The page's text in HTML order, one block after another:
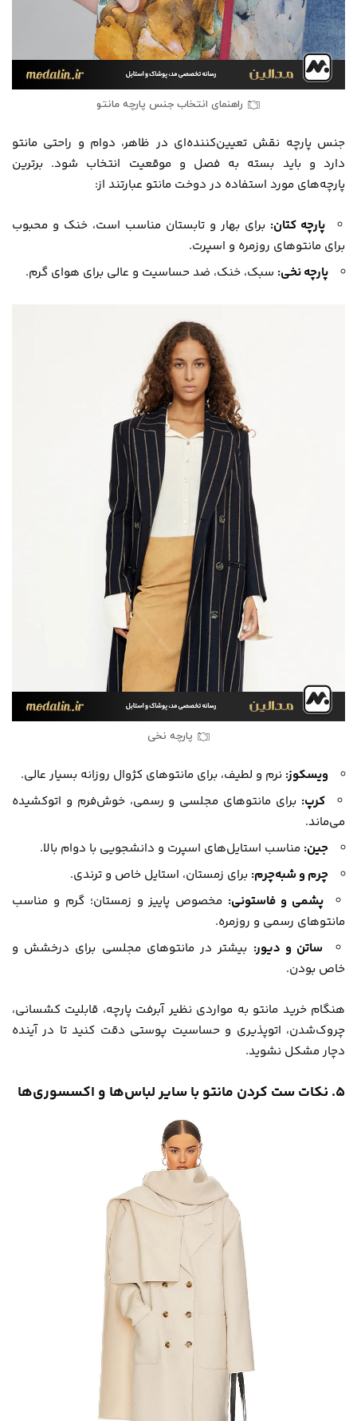
راهنمای انتخاب جنس پارچه مانتو
جنس پارچه نقش تعیین‌کننده‌ای در ظاهر، دوام و راحتی مانتو
دارد و باید بسته به فصل و موقعیت انتخاب شود. برترین
پارچه‌های مورد استفاده در دوخت مانتو عبارتند از:
پارچه کتان: برای بهار و تابستان مناسب است، خنک و محبوب
برای مانتوهای روزمره و اسپرت.
پارچه نخی: سبک، خنک، ضد حساسیت و عالی برای هوای گرم.
پارچه نخی
ویسکوز: نرم و لطیف، برای مانتوهای کژوال روزانه بسیار عالی.
کرپ: برای مانتوهای مجلسی و رسمی، خوش‌فرم و اتوکشیده
می‌ماند.
جین: مناسب استایل‌های اسپرت و دانشجویی با دوام بالا.
چرم و شبه‌چرم: برای زمستان، استایل خاص و ترندی.
پشمی و فاستونی: مخصوص پاییز و زمستان؛ گرم و مناسب
مانتوهای رسمی و روزمره.
ساتن و دیور: بیشتر در مانتوهای مجلسی برای درخشش و
خاص بودن.
هنگام خرید مانتو به مواردی نظیر آبرفت پارچه، قابلیت کشسانی،
چروک‌شدن، اتوپذیری و حساسیت پوستی دقت کنید تا در آینده
دچار مشکل نشوید.
۵. نکات ست کردن مانتو با سایر لباس‌ها و اکسسوری‌ها